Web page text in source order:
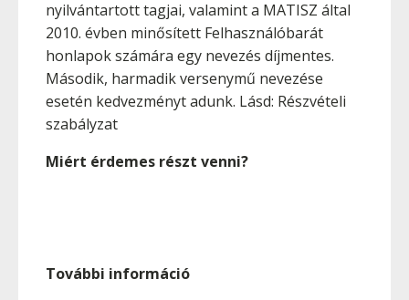
nyilvántartott tagjai, valamint a MATISZ által
2010. évben minősített Felhasználóbarát
honlapok számára egy nevezés díjmentes.
Második, harmadik versenymű nevezése
esetén kedvezményt adunk. Lásd: Részvételi
szabályzat
Miért érdemes részt venni?
További információ